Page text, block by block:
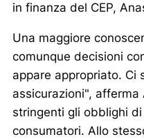
in finanza del CEP,
Una maggiore
comunque decisioni
appare appropriato. Ci
assicurazioni",
stringenti gli obblighi
consumatori. Allo